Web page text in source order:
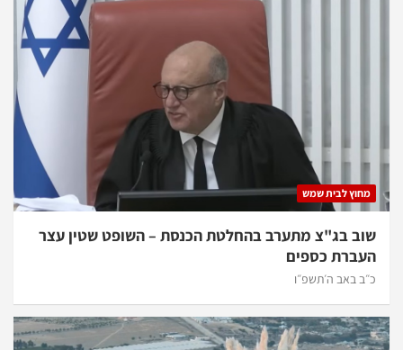
מחוץ לבית שמש
שוב בג"צ מתערב בהחלטת הכנסת – השופט שטין עצר
העברת כספים
כ״ב באב ה׳תשפ״ו